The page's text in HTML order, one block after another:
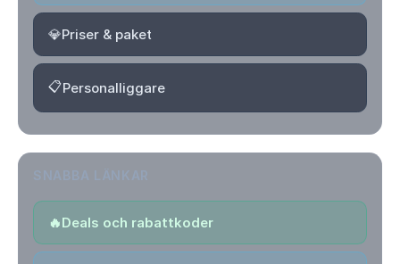
💎Priser & paket
📋Personalliggare
🔥Deals och rabattkoder